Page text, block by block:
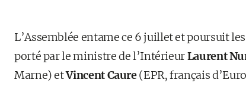
L’Assemblée entame ce 6 juillet et poursuit
porté par le ministre de l’IntérieurLaurent
Marne) etVincent Caure(EPR, français